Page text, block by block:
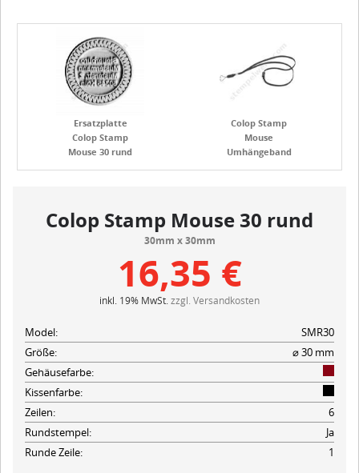
Colop Stamp
Mouse
Umhängeband
Ersatzplatte
Colop Stamp
Mouse 30 rund
Colop Stamp Mouse 30 rund
30mm x 30mm
16,35 €
inkl. 19% MwSt. zzgl. Versandkosten
Model:
SMR30
Größe:
⌀ 30 mm
Gehäusefarbe:
Kissenfarbe:
Zeilen:
6
Rundstempel:
Ja
Runde Zeile:
1